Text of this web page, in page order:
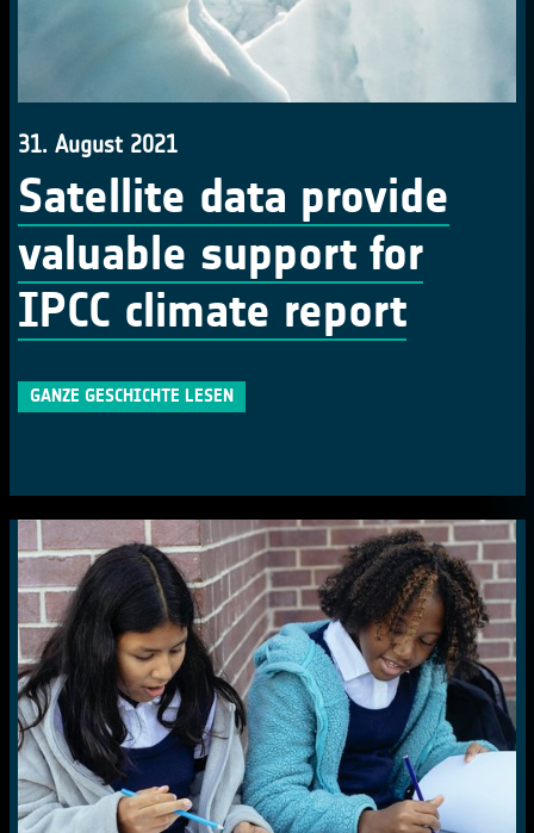
31. August 2021
Satellite data provide
valuable support for
IPCC climate report
GANZE GESCHICHTE LESEN